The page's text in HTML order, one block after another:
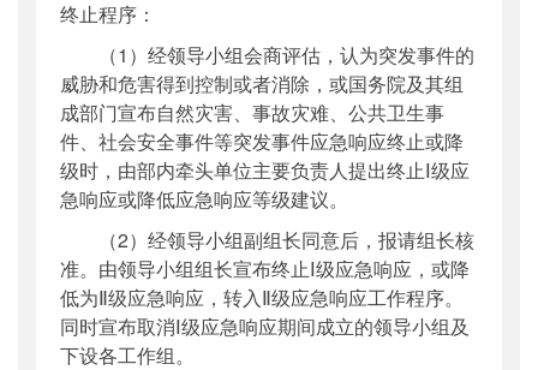
终止程序：
（1）经领导小组会商评估，认为突发事件的
威胁和危害得到控制或者消除，或国务院及其组
成部门宣布自然灾害、事故灾难、公共卫生事
件、社会安全事件等突发事件应急响应终止或降
级时，由部内牵头单位主要负责人提出终止Ⅰ级应
急响应或降低应急响应等级建议。
（2）经领导小组副组长同意后，报请组长核
准。由领导小组组长宣布终止Ⅰ级应急响应，或降
低为Ⅱ级应急响应，转入Ⅱ级应急响应工作程序。
同时宣布取消Ⅰ级应急响应期间成立的领导小组及
下设各工作组。